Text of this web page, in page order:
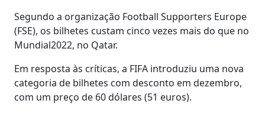
Segundo a organização Football Supporters Europe
(FSE), os bilhetes custam cinco vezes mais do que no
Mundial2022, no Qatar.
Em resposta às críticas, a FIFA introduziu uma nova
categoria de bilhetes com desconto em dezembro,
com um preço de 60 dólares (51 euros).